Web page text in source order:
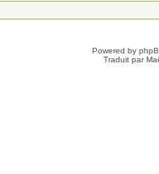
Powered by
Traduit par